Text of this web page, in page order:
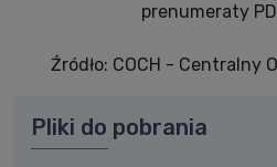
prenumeraty
Źródło: COCH - Centralny
Pliki do pobrania